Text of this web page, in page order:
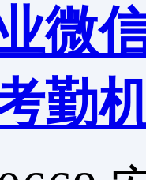
微
勤